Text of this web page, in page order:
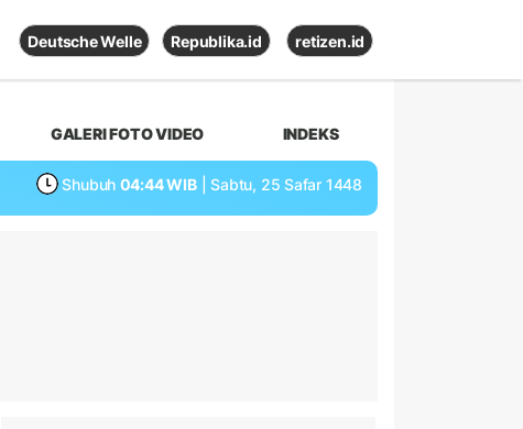
Deutsche Welle Republika.id retizen.id
GALERI FOTO VIDEO INDEKS
Shubuh 04:44 WIB | Sabtu, 25 Safar 1448